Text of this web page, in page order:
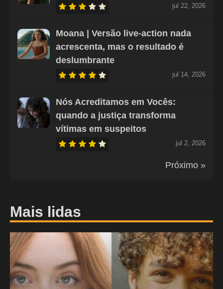
jul 22, 2026
Moana | Versão live-action nada
acrescenta, mas o resultado é
deslumbrante
jul 14, 2026
Nós Acreditamos em Vocês:
quando a justiça transforma
vítimas em suspeitos
jul 2, 2026
Próximo »
Mais lidas